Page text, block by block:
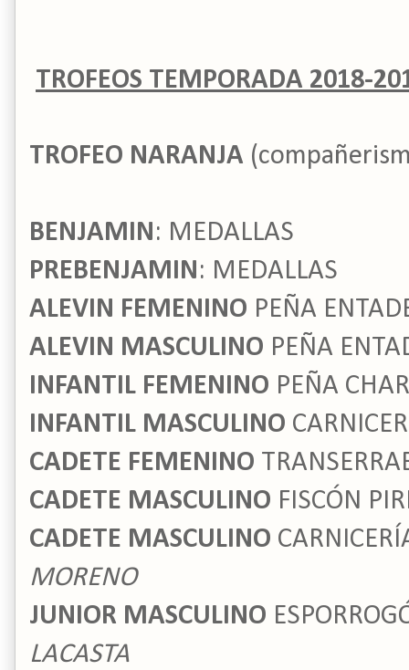
TROFEOS TEMPORADA 2018-
TROFEO NARANJA
BENJAMIN: MEDALLAS
PREBENJAMIN: MEDALLAS
ALEVIN FEMENINO PEÑA
ALEVIN MASCULINO PEÑA
INFANTIL FEMENINO PEÑA
INFANTIL MASCULINO
CADETE FEMENINO
CADETE MASCULINO FISCÓN
CADETE MASCULINO
MORENO
JUNIOR MASCULINO
LACASTA